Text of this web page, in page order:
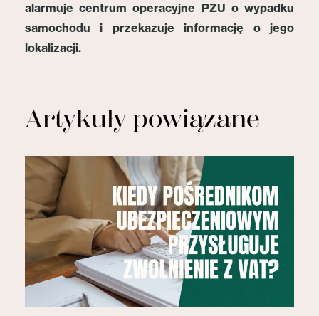
alarmuje centrum operacyjne PZU o wypadku
samochodu i przekazuje informację o jego
lokalizacji.
Artykuły powiązane